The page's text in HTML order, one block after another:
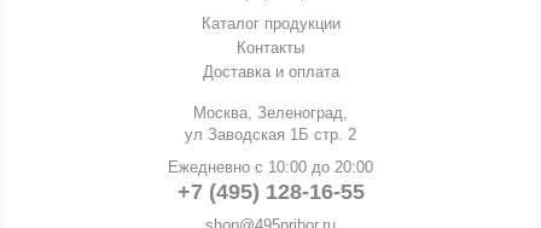
Каталог продукции
Контакты
Доставка и оплата
Москва, Зеленоград,
ул Заводская 1Б стр. 2
Ежедневно с 10:00 до 20:00
+7 (495) 128-16-55